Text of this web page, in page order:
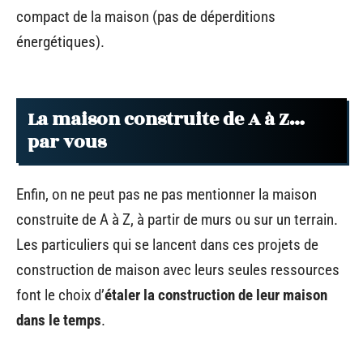
compact de la maison (pas de déperditions
énergétiques).
La maison construite de A à Z…
par vous
Enfin, on ne peut pas ne pas mentionner la maison
construite de A à Z, à partir de murs ou sur un terrain.
Les particuliers qui se lancent dans ces projets de
construction de maison avec leurs seules ressources
font le choix d’étaler la construction de leur maison
dans le temps.